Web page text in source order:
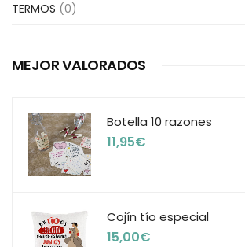
TERMOS (0)
MEJOR VALORADOS
Botella 10 razones
11,95€
Cojín tío especial
15,00€